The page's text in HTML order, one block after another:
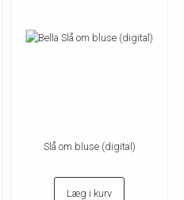
Slå om bluse (digital)
Læg i kurv